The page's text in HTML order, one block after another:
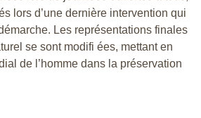
lors d’une dernière intervention qui
Les représentations finales
se sont modifi ées, mettant en
de l’homme dans la préservation